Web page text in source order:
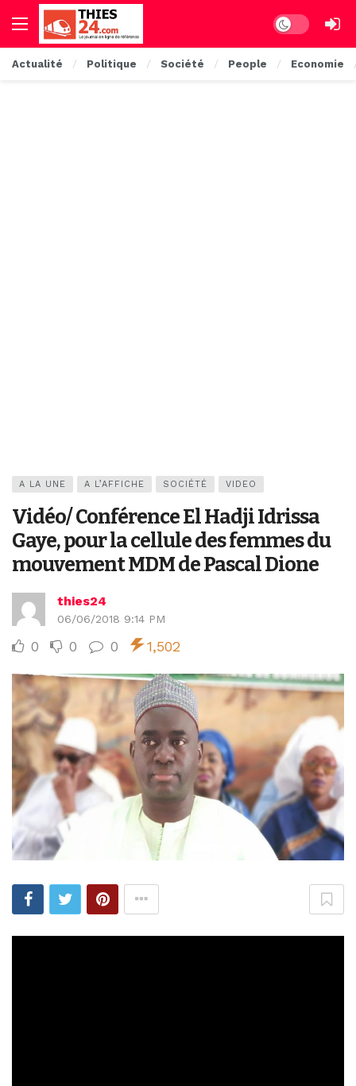
Dark mode
Actualité Politique Société People Economie
A LA UNE A L’AFFICHE SOCIÉTÉ VIDEO
Vidéo/ Conférence El Hadji Idrissa
Gaye, pour la cellule des femmes du
mouvement MDM de Pascal Dione
thies24
06/06/2018 9:14 PM
0 0 0 1,502